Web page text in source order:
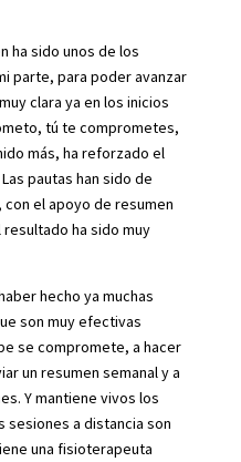
ha sido unos de los
parte, para poder avanzar
clara ya en los inicios
tú te comprometes,
más, ha reforzado el
pautas han sido de
el apoyo de resumen
ha sido muy
hecho ya muchas
son muy efectivas
se compromete, a hacer
un resumen semanal y a
Y mantiene vivos los
sesiones a distancia son
una fisioterapeuta